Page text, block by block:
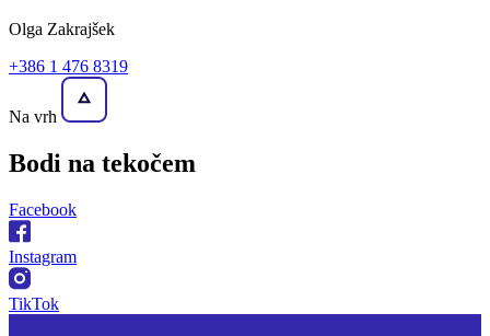
Olga Zakrajšek
+386 1 476 8319
Na vrh
Bodi na tekočem
Facebook
Instagram
TikTok